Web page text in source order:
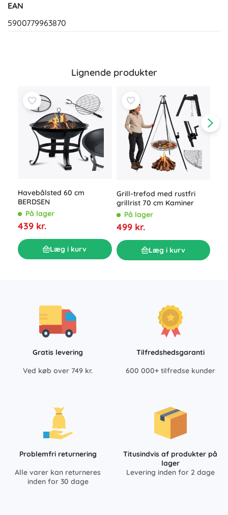
EAN
5900779963870
Lignende produkter
Havebålsted 60 cm
BERDSEN
På lager
439 kr.
Læg i kurv
Grill-trefod med rustfri
grillrist 70 cm Kaminer
På lager
499 kr.
Læg i kurv
Gratis levering
Ved køb over 749 kr.
Tilfredshedsgaranti
600 000+ tilfredse kunder
Problemfri returnering
Alle varer kan returneres
inden for 30 dage
Titusindvis af produkter på
lager
Levering inden for 2 dage